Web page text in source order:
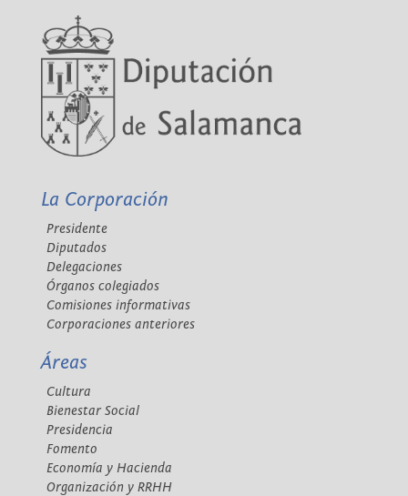
La Corporación
Presidente
Diputados
Delegaciones
Órganos colegiados
Comisiones informativas
Corporaciones anteriores
Áreas
Cultura
Bienestar Social
Presidencia
Fomento
Economía y Hacienda
Organización y RRHH